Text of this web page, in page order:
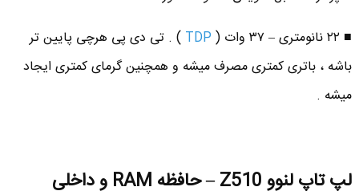
■ ۲۲ نانومتری – ۳۷ وات (
TDP ) . تی دی پی هرچی پایین تر
باشه ، باتری کمتری مصرف میشه و همچنین گرمای کمتری ایجاد
میشه .
لپ تاپ لنوو Z510 – حافظه RAM و داخلی